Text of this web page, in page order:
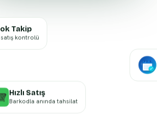
Hızlı Satış
Barkodla anında tahsilat
Takip
kontrolü